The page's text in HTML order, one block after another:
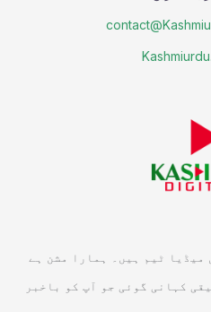
میڈیا ٹیم ہیں۔ ہمارا مشن ہے
کہانی گوئی جو آپ کو باخبر